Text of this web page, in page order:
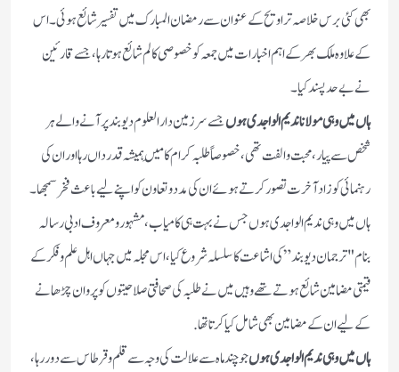
بھی کئی برس خلاصہ تراویح کے عنوان سے رمضان المبارک میں تفسیر شائع ہوئی۔ اس
کے علاوہ ملک بھر کے اہم اخبارات میں جمعہ کو خصوصی کالم شائع ہوتا رہا، جسے قارئین
نے بے حدپسندکیا۔
ہاں میں وہی مولانا ندیم الواجدی ہوںجسے سرزمین دارالعلوم دیوبند پر آنے والے ہر
شخص سے پیار، محبت و الفت تھی، خصوصاً طلبہ کرام کا مَیں ہمیشہ قدر داں رہا اور ان کی
رہنمائی کو زاد آخرت تصور کرتے ہوئے ان کی مدد و تعاون کو اپنے لیے باعث فخر سمجھا۔
ہاں میں وہی ندیم الواجدی ہوں جس نے بہت ہی کامیاب، مشہور و معروف ادبی رسالہ
بنام "ترجمان دیوبند” کی اشاعت کا سلسلہ شروع کیا، اس مجلہ میں جہاں اہل علم و فکر کے
قیمتی مضامین شائع ہوتے تھے وہیں میں نے طلبہ کی صحافتی صلاحیتوں کو پروان چڑھانے
کے لیے ان کے مضامین بھی شامل کیا کرتا تھا.
ہاں میں وہی ندیم الواجدی ہوںجو چند ماہ سے علالت کی وجہ سے قلم و قرطاس سے دور رہا،